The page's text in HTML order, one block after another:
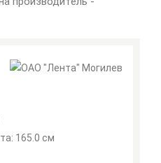
165.0 см